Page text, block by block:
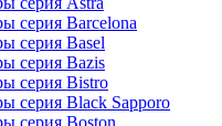
приборы
вне серии
серия 1920-Copper
серия 1920-Silvery
серия Adele
серия Alessi-Black